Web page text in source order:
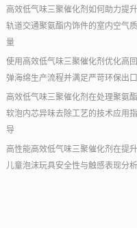
高效低气味三聚催化剂如何助力提升
轨道交通聚氨酯内饰件的室内空气质
量
使用高效低气味三聚催化剂优化高回
弹海绵生产流程并满足严苛环保出口
高效低气味三聚催化剂在处理聚氨酯
软泡内芯异味去除工艺的技术应用指
导
高性能高效低气味三聚催化剂在提升
儿童泡沫玩具安全性与触感表现分析